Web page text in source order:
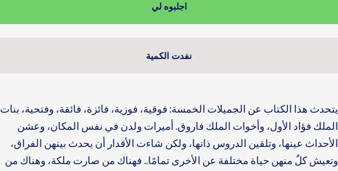
اجلبوه لي
نفدت الكمية
يتحدث هذا الكتاب عن الجميلات الخمسة: فوقية، فوزية، فائزة، فائقة، وفتحية، بنات
الملك فؤاد الأول، وأخوات الملك فاروق. أميرات ولدن في نفس المكان، وعشن
الأحداث عينها، وتلقين الدروس ذاتها، ولكن شاءت الأقدار أن يحدث بينهن الفراق،
وتعيش كلٌ منهن حياة مختلفة عن الأخرى تمامًا.. فهناك من صارت ملكة، وهناك من